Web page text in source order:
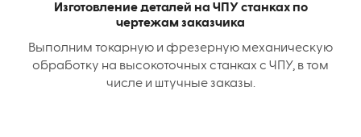
Изготовление деталей на ЧПУ станках по
чертежам заказчика
Выполним токарную и фрезерную механическую
обработку на высокоточных станках с ЧПУ, в том
числе и штучные заказы.